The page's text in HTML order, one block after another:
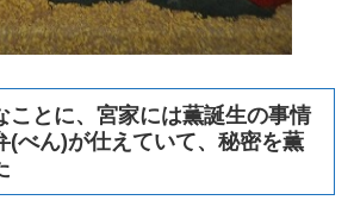
ことに、宮家には薫誕生の事情
(べん)が仕えていて、秘密を薫